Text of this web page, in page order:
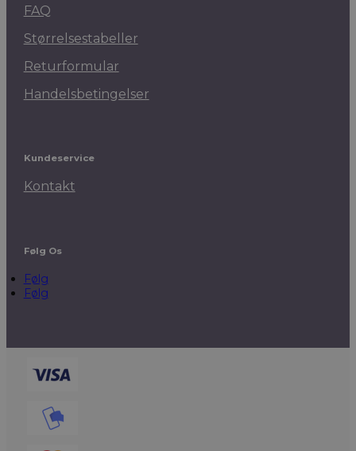
FAQ
Størrelsestabeller
Returformular
Handelsbetingelser
Kundeservice
Kontakt
Følg Os
Følg
Følg